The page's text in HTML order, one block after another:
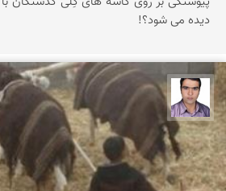
دیده می شود؟!
حسن صفری